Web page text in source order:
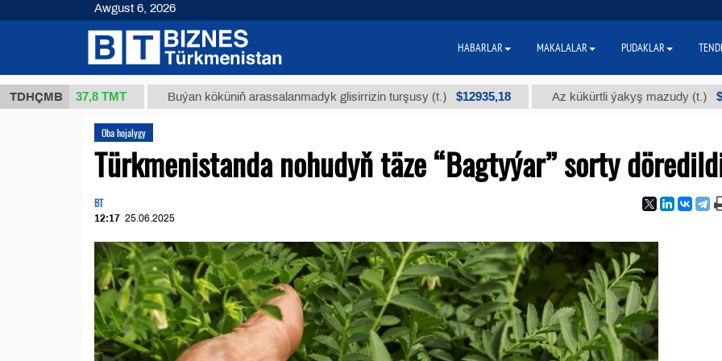
TDHÇMB
37,8 ТМТ Buýan köküniň arassalanmadyk glisirrizin turşusy (t.) $12935,18 Az kükürtli ýakyş mazudy (t.) $300
Oba hojalygy
Türkmenistanda nohudyň täze “Bagtyýar” sorty
BT
12:17 25.06.2025
Awgust 6, 2026
HABARLAR MAKALALAR PUDAKLAR